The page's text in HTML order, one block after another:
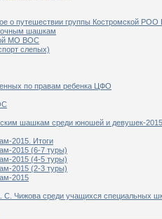
о путешествии группы Костромской
шашкам
МО ВОС
слепых)
по правам ребенка ЦФО
шашкам среди юношей и девушек-
2015. Итоги
2015 (6-7 туры)
2015 (4-5 туры)
2015 (2-3 туры)
2015
Чижова среди учащихся специальных